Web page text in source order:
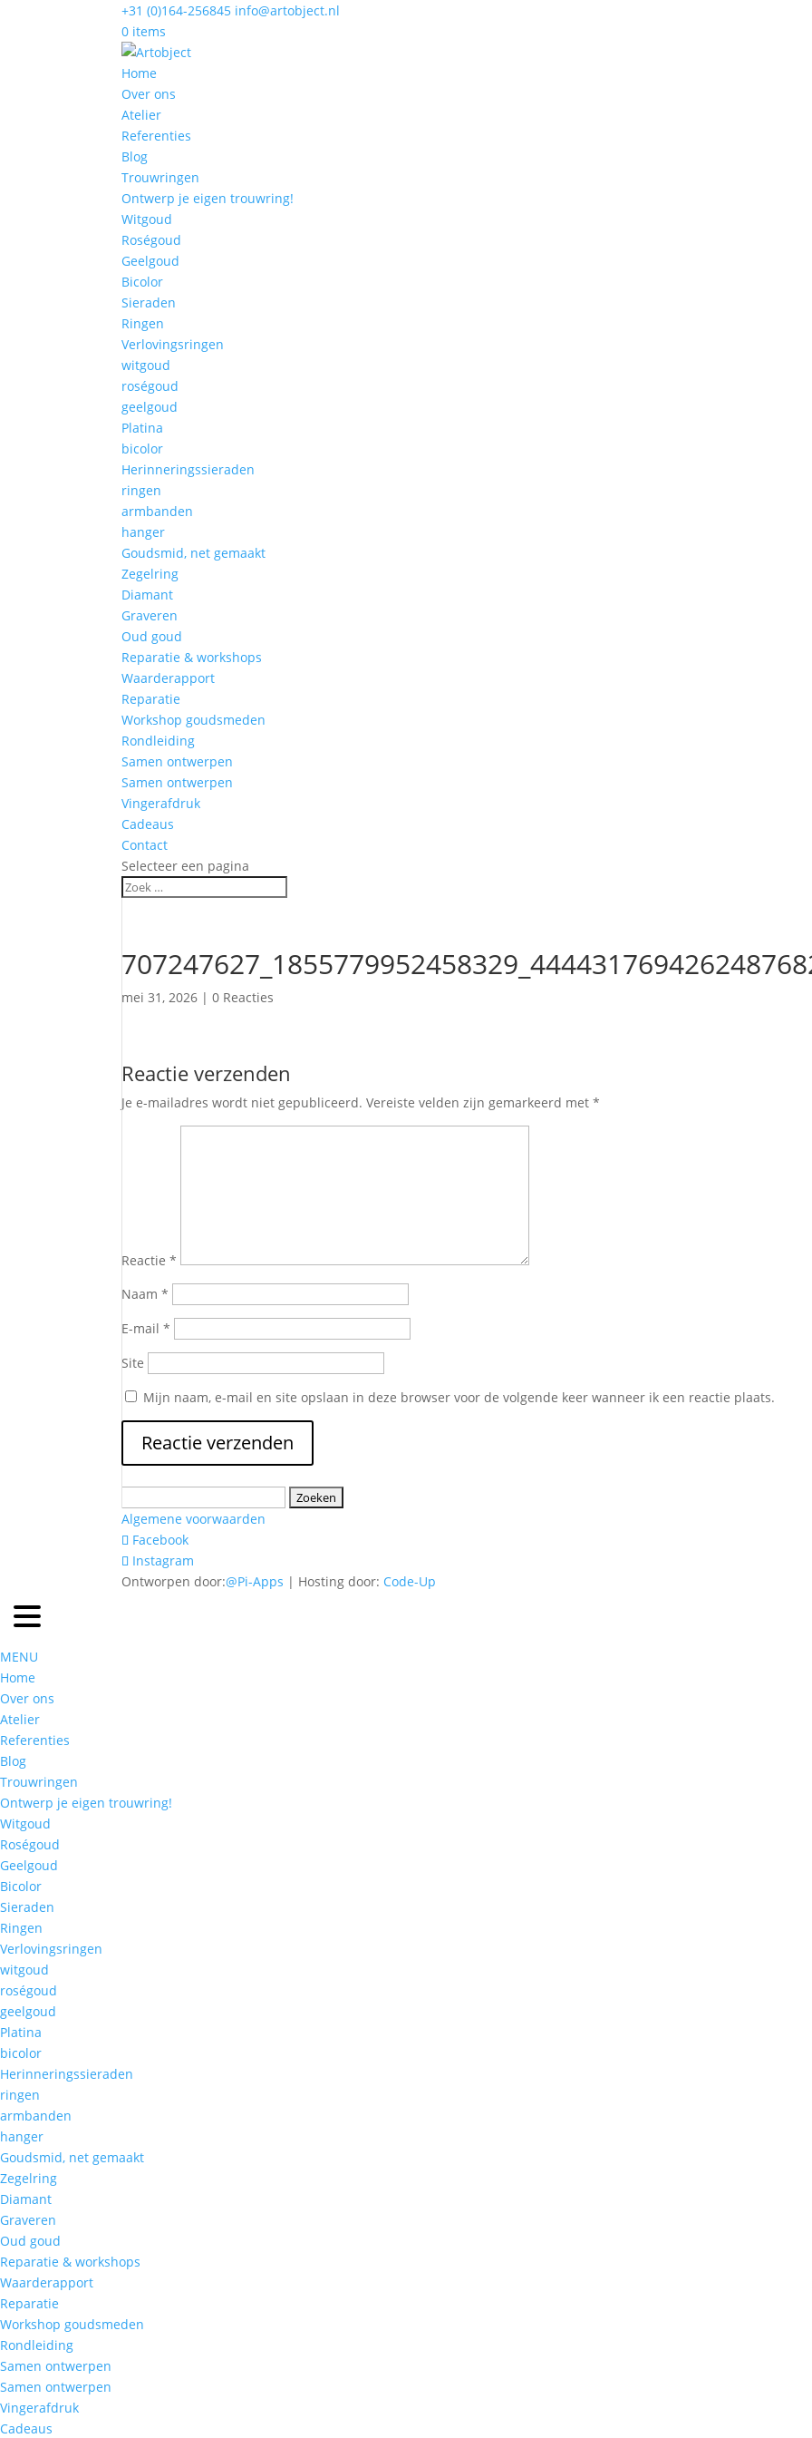
+31 (0)164-256845 info@artobject.nl
0 items
Home
Over ons
Atelier
Referenties
Blog
Trouwringen
Ontwerp je eigen trouwring!
Witgoud
Roségoud
Geelgoud
Bicolor
Sieraden
Ringen
Verlovingsringen
witgoud
roségoud
geelgoud
Platina
bicolor
Herinneringssieraden
ringen
armbanden
hanger
Goudsmid, net gemaakt
Zegelring
Diamant
Graveren
Oud goud
Reparatie & workshops
Waarderapport
Reparatie
Workshop goudsmeden
Rondleiding
Samen ontwerpen
Samen ontwerpen
Vingerafdruk
Cadeaus
Contact
Selecteer een pagina
mei 31, 2026 |0 Reacties
Reactie verzenden
Je e-mailadres wordt niet gepubliceerd. Vereiste velden zijn gemarkeerd met*
Reactie*
Naam*
E-mail*
Site
Mijn naam, e-mail en site opslaan in deze browser voor de volgende keer wanneer ik een reactie plaats.
naar:
Algemene voorwaarden
Facebook
Instagram
Ontworpen door:@Pi-Apps | Hosting door: Code-Up
MENU
Home
Over ons
Atelier
Referenties
Blog
Trouwringen
Ontwerp je eigen trouwring!
Witgoud
Roségoud
Geelgoud
Bicolor
Sieraden
Ringen
Verlovingsringen
witgoud
roségoud
geelgoud
Platina
bicolor
Herinneringssieraden
ringen
armbanden
hanger
Goudsmid, net gemaakt
Zegelring
Diamant
Graveren
Oud goud
Reparatie & workshops
Waarderapport
Reparatie
Workshop goudsmeden
Rondleiding
Samen ontwerpen
Samen ontwerpen
Vingerafdruk
Cadeaus